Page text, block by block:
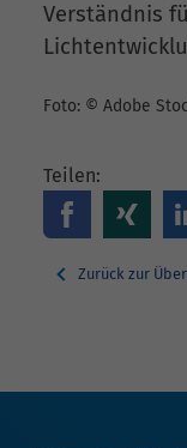
Verständnis
Foto: © Adobe
Teilen:
Zurück zur